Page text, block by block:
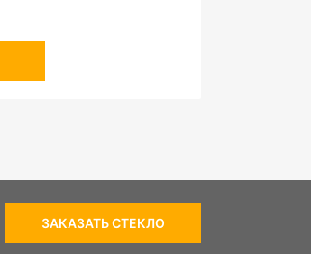
ЗАКАЗАТЬ СТЕКЛО